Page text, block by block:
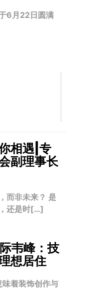
6月22日圆满
相遇|专
副理事长
而非未来？ 是
还是时[…]
韦峰：技
想居住
着装饰创作与